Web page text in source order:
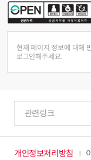
현재 페이지 정보에 대해
로그인해주세요.
개인정보처리방침
관련링크